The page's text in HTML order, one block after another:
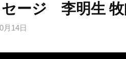
セージ 李明生
月14日